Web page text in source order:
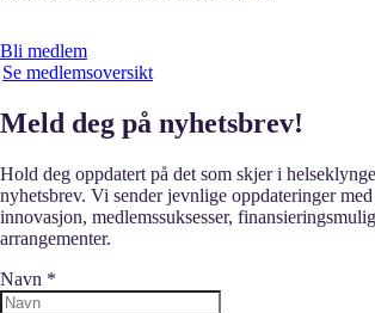
Bli medlem
Se medlemsoversikt
Meld deg på nyhetsbrev!
Hold deg oppdatert på det som skjer i
nyhetsbrev. Vi sender jevnlige oppdateringer
innovasjon, medlemssuksesser,
arrangementer.
Navn *